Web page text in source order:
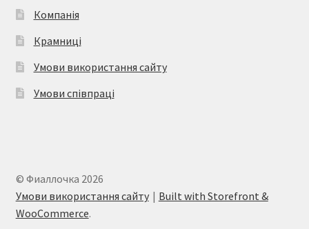
Компанія
Крамниці
Умови використання сайту
Умови співпраці
© Фиаллочка 2026
Умови використання сайту
Built with Storefront &
WooCommerce.